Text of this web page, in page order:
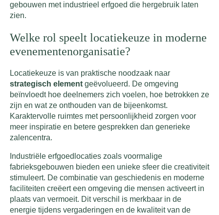
gebouwen met industrieel erfgoed die hergebruik laten
zien.
Welke rol speelt locatiekeuze in moderne
evenementenorganisatie?
Locatiekeuze is van praktische noodzaak naar
strategisch element geëvolueerd. De omgeving
beïnvloedt hoe deelnemers zich voelen, hoe betrokken ze
zijn en wat ze onthouden van de bijeenkomst.
Karaktervolle ruimtes met persoonlijkheid zorgen voor
meer inspiratie en betere gesprekken dan generieke
zalencentra.
Industriële erfgoedlocaties zoals voormalige
fabrieksgebouwen bieden een unieke sfeer die creativiteit
stimuleert. De combinatie van geschiedenis en moderne
faciliteiten creëert een omgeving die mensen activeert in
plaats van vermoeit. Dit verschil is merkbaar in de
energie tijdens vergaderingen en de kwaliteit van de